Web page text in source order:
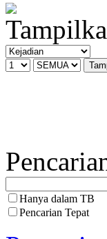
Hanya dalam TB
Pencarian Tepat